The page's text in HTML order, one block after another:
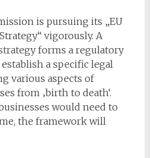
is pursuing its „EU
vigorously. A
forms a regulatory
a specific legal
various aspects of
from ‚birth to death‘.
would need to
the framework will